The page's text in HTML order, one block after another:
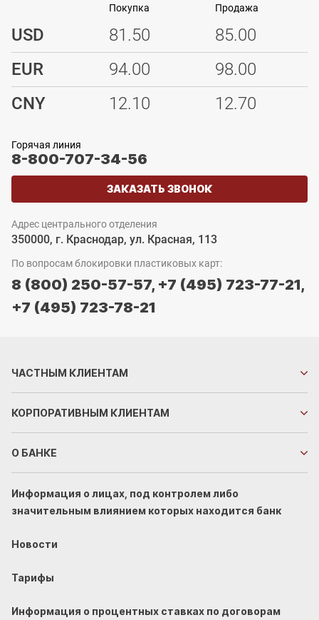
USD
Покупка
81.50
Продажа
85.00
EUR
94.00
98.00
CNY
12.10 12.70
Горячая линия
8-800-707-34-56
ЗАКАЗАТЬ ЗВОНОК
Адрес центрального отделения
350000, г. Краснодар, ул. Красная, 113
По вопросам блокировки пластиковых карт:
8 (800) 250-57-57, +7 (495) 723-77-21,
+7 (495) 723-78-21
ЧАСТНЫМ КЛИЕНТАМ
КОРПОРАТИВНЫМ КЛИЕНТАМ
О БАНКЕ
Информация о лицах, под контролем либо
значительным влиянием которых находится банк
Новости
Тарифы
Информация о процентных ставках по договорам